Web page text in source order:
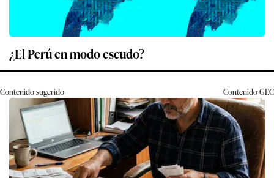
¿El Perú en modo escudo?
Contenido sugerido ContenidoGEC